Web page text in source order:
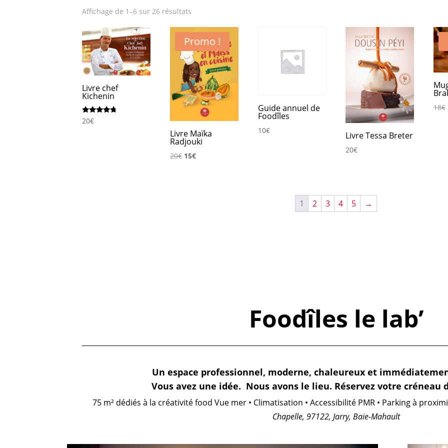
Affichage de 1–6 sur 26 résultats
Livre chef
Kichenin
Note
4.50
20€
Promo !
Livre Maïka
Radjouki
20€ Le
15€Le
Guide annuel de
Foodîles
10€ Livre Tessa Breter
20€
18€
1 2 3 4 5 →
Foodîles le lab’
Un espace professionnel, moderne, chaleureux et
Vous avez une idée. Nous avons le lieu. Réservez votre créneau
75 m² dédiés à la créativité food Vue mer • Climatisation • Accessibilité PMR • Parking à
Chapelle, 97122, Jarry, Baie-Mahault